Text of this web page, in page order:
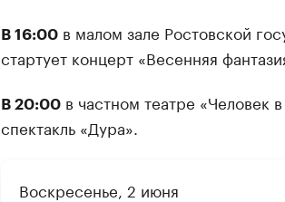
В 16:00в малом зале Ростовской
стартует концерт «Весенняя
В 20:00в частном театре «Человек
спектакль «Дура».
Воскресенье, 2 июня